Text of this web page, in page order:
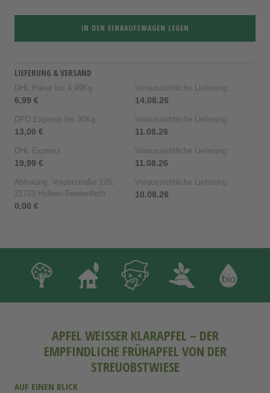
IN DEN EINKAUFSWAGEN LEGEN
LIEFERUNG & VERSAND
DHL Paket bis 4,99Kg
6,99 €
Voraussichtliche Lieferung:
14.08.26
DPD Express bis 30Kg
13,00 €
Voraussichtliche Lieferung:
11.08.26
DHL Express
19,99 €
Voraussichtliche Lieferung:
11.08.26
Abholung: Vorderstraße 128,
21723 Hollern-Twielenfleth
0,00 €
Voraussichtliche Lieferung:
10.08.26
APFEL WEISSER KLARAPFEL – DER E
MPFINDLICHE FRÜHAPFEL VON DER S
TREUOBSTWIESE
AUF EINEN BLICK